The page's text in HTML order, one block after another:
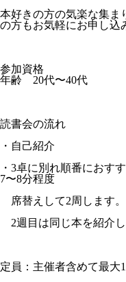
本好きの方の気楽な集ま
の方もお気軽にお申し込
参加資格
年齢 20代〜40代
読書会の流れ
・自己紹介
・3卓に別れ順番におす
7〜8分程度
席替えして2周します。
2週目は同じ本を紹介し
定員：主催者含めて最大